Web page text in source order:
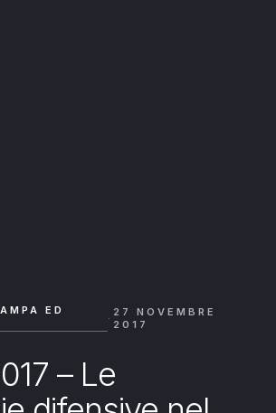
ED
· 27 NOVEMBRE
2017
– Le